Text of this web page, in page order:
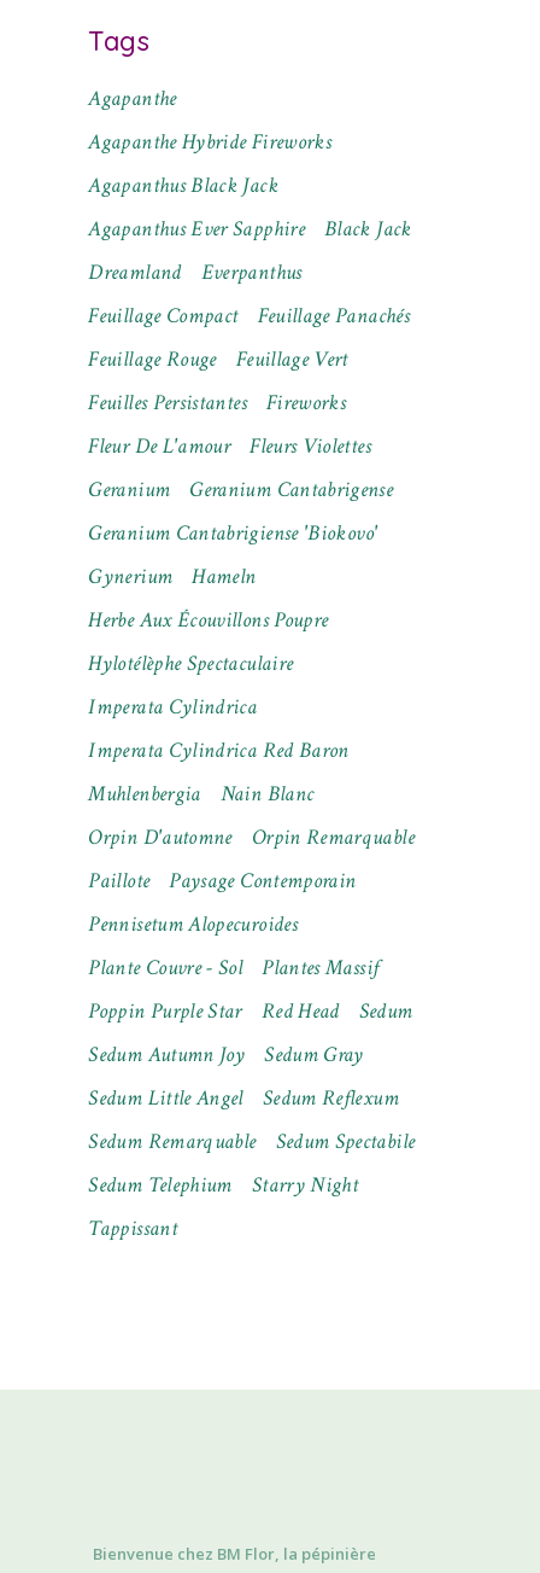
Tags
Agapanthe
Agapanthe Hybride Fireworks
Agapanthus Black Jack
Agapanthus Ever Sapphire
Black Jack
Dreamland
Everpanthus
Feuillage Compact
Feuillage Panachés
Feuillage Rouge
Feuillage Vert
Feuilles Persistantes
Fireworks
Fleur De L'amour
Fleurs Violettes
Geranium
Geranium Cantabrigense
Geranium Cantabrigiense 'Biokovo'
Gynerium
Hameln
Herbe Aux Écouvillons Poupre
Hylotélèphe Spectaculaire
Imperata Cylindrica
Imperata Cylindrica Red Baron
Muhlenbergia
Nain Blanc
Orpin D'automne
Orpin Remarquable
Paillote
Paysage Contemporain
Pennisetum Alopecuroides
Plante Couvre - Sol
Plantes Massif
Poppin Purple Star
Red Head
Sedum
Sedum Autumn Joy
Sedum Gray
Sedum Little Angel
Sedum Reflexum
Sedum Remarquable
Sedum Spectabile
Sedum Telephium
Starry Night
Tappissant
Bienvenue chez BM Flor, la pépinière